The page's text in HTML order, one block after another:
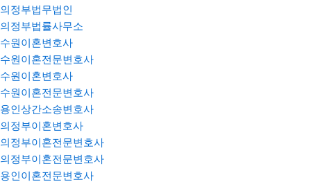
의정부법무법인
의정부법률사무소
수원이혼변호사
수원이혼전문변호사
수원이혼변호사
수원이혼전문변호사
용인상간소송변호사
의정부이혼변호사
의정부이혼전문변호사
의정부이혼전문변호사
용인이혼전문변호사